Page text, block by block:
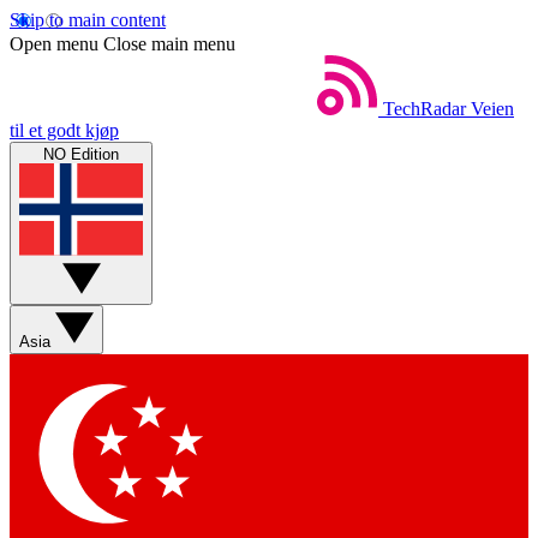
Skip to main content
Open menu Close main menu
TechRadar Veien
til et godt kjøp
NO Edition
Asia